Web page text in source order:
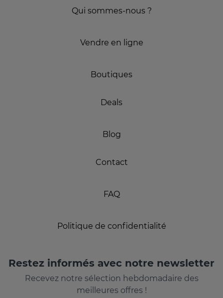
Qui sommes-nous ?
Vendre en ligne
Boutiques
Deals
Blog
Contact
FAQ
Politique de confidentialité
Restez informés avec notre newsletter
Recevez notre sélection hebdomadaire des
meilleures offres !